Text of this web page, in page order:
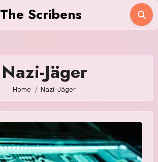
The Scribens
Nazi-Jäger
Home Nazi-Jäger